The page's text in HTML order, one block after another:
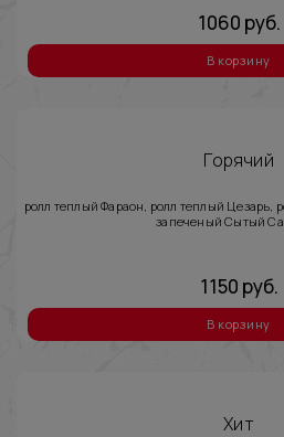
1060 руб.
В корзину
Горячий
ролл теплый Фараон, ролл теплый Цезарь,
запеченый Сытый
1150 руб.
В корзину
Хит